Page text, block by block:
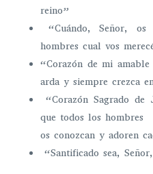
reino”
“Cuándo, Señor,
hombres cual vos
“Corazón de mi
arda y siempre crezca
“Corazón Sagrado de
que todos los hombres
os conozcan y adoren
“Santificado sea,